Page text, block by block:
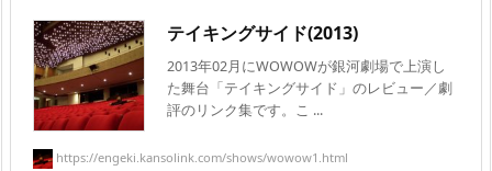
テイキングサイド(2013)
2013年02月にWOWOWが銀河劇場で上演し
た舞台「テイキングサイド」のレビュー／劇
評のリンク集です。こ ...
https://engeki.kansolink.com/shows/wowow1.html